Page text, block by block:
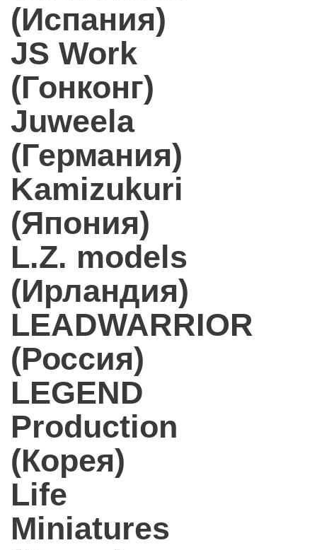
(Испания)
JS Work
(Гонконг)
Juweela
(Германия)
Kamizukuri
(Япония)
L.Z. models
(Ирландия)
LEADWARRIOR
(Россия)
LEGEND
Production
(Корея)
Life
Miniatures